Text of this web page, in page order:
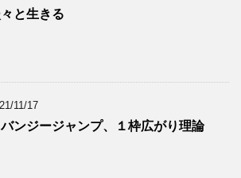
と生きる
11/17
バンジージャンプ、１枠広がり理論